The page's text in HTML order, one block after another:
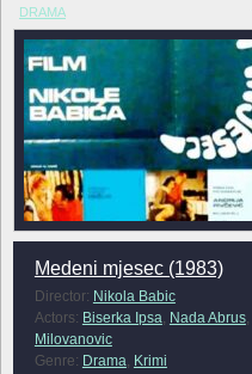
DRAMA
Medeni mjesec (1983)
Director: Nikola Babic
Actors: Biserka Ipsa, Nada Abrus,
Milovanovic
Genre: Drama, Krimi